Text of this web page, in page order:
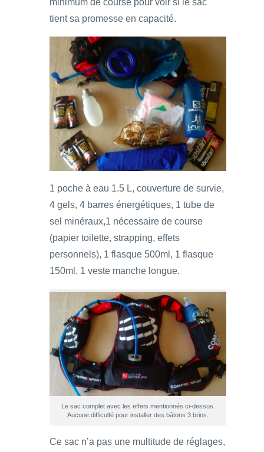
minimum de course pour voir si le sac
tient sa promesse en capacité.
1 poche à eau 1.5 L, couverture de survie,
4 gels, 4 barres énergétiques, 1 tube de
sel minéraux,1 nécessaire de course
(papier toilette, strapping, effets
personnels), 1 flasque 500ml, 1 flasque
150ml, 1 veste manche longue.
Le sac complet avec les effets mentionnés ci-dessus.
Aucune difficulté pour installer des bâtons 3 brins.
Ce sac n’a pas une multitude de réglages,